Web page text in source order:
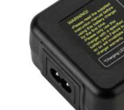
Smallrig
Sokani
Somita
Summer
Superior